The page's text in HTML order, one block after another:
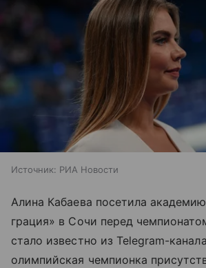
Источник: РИА Новости
Алина Кабаева посетила
грация» в Сочи перед
стало известно из Telegram-
олимпийская чемпионка